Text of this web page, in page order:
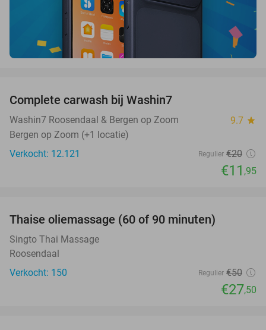
Complete carwash bij Washin7
Washin7 Roosendaal & Bergen op Zoom 9.7 star
Bergen op Zoom (+1 locatie)
Verkocht: 12.121
Regulier €20
€11 ,95
OUT
Thaise oliemassage (60 of 90 minuten)
Singto Thai Massage
Roosendaal
Verkocht: 150
Regulier €50
€27,50